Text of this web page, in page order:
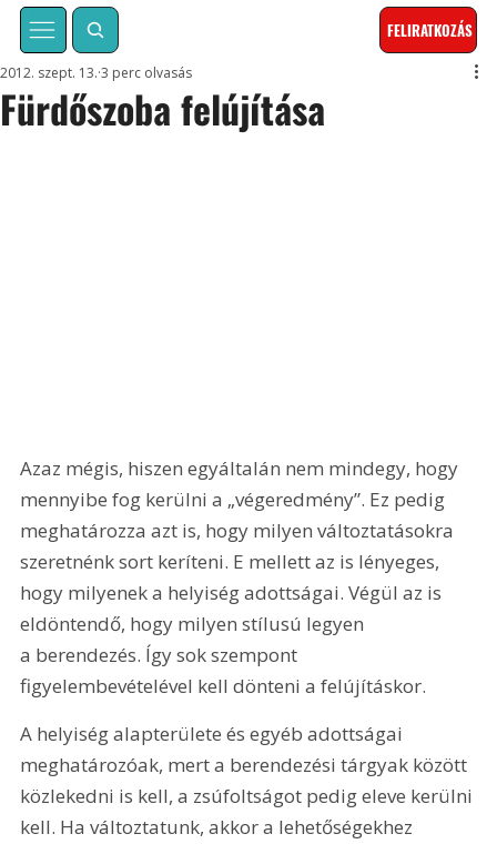
FELIRATKOZÁS
Fürdőszoba felújítása
2012. szept. 13. 3 perc olvasás
Azaz mégis, hiszen egyáltalán nem mindegy, hogy
mennyibe fog kerülni a „végeredmény”. Ez pedig
meghatározza azt is, hogy milyen változtatásokra
szeretnénk sort keríteni. E mellett az is lényeges,
hogy milyenek a helyiség adottságai. Végül az is
eldöntendő, hogy milyen stílusú legyen
a berendezés. Így sok szempont
figyelembevételével kell dönteni a felújításkor.
A helyiség alapterülete és egyéb adottságai
meghatározóak, mert a berendezési tárgyak között
közlekedni is kell, a zsúfoltságot pedig eleve kerülni
kell. Ha változtatunk, akkor a lehetőségekhez